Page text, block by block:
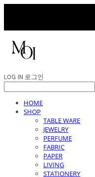
LOG IN 로그인
HOME
SHOP
TABLE WARE
JEWELRY
PERFUME
FABRIC
PAPER
LIVING
STATIONERY